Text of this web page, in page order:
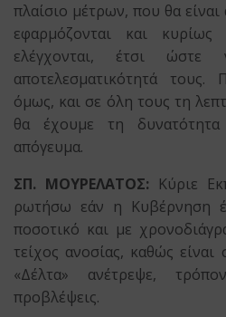
πλαίσιο μέτρων, που θα
εφαρμόζονται και
ελέγχονται, έτσι ώστε
αποτελεσματικότητά τους.
όμως, και σε όλη τους τη
θα έχουμε τη
απόγευμα.
ΣΠ. ΜΟΥΡΕΛΑΤΟΣ: Κύριε
ρωτήσω εάν η Κυβέρνηση
ποσοτικό και με
τείχος ανοσίας, καθώς
«Δέλτα» ανέτρεψε,
προβλέψεις.